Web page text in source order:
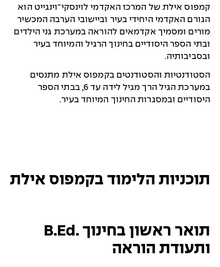
קמפוס אילת של המרכז האקדמי לוינסקי־וינגייט הוא
הגורם האקדמי היחידי בעיר וביישובי הערבה המכשיר
מורים ומסמיך אקדמאים להוראה במערכת גני הילדים
ובתי הספר היסודיים בחינוך הרגיל והמיוחד בעיר
ובסביבותיה.
הסטודנטיות והסטודנטים בקמפוס אילת מתנסים
במערכת הגיל הרך מגיל לידה עד 6, בבתי הספר
היסודיים ובמסגרות החינוך המיוחד בעיר.
תוכניות הלימוד בקמפוס אילת
תואר ראשון בחינוך .B.Ed
ותעודת הוראה